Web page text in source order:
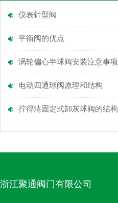
仪表针型阀
平衡阀的优点
涡轮偏心半球阀安装注意事项
电动四通球阀原理和结构
浙江聚通阀门有限公司